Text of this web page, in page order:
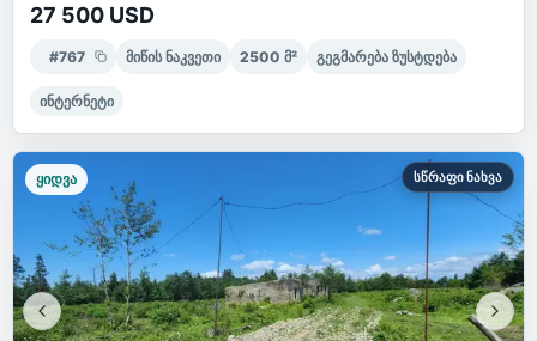
27 500 USD
#767 მიწის ნაკვეთი 2500 მ² გეგმარება ზუსტდება
ინტერნეტი
ყიდვა სწრაფი ნახვა